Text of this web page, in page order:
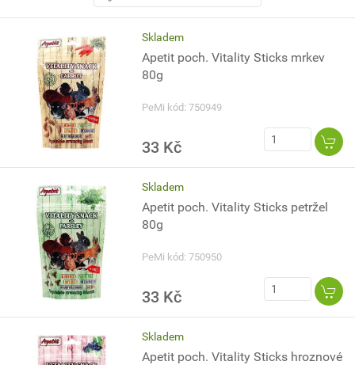
Skladem
Apetit poch. Vitality Sticks mrkev
80g
PeMi kód: 750949
33 Kč
Skladem
Apetit poch. Vitality Sticks petržel
80g
PeMi kód: 750950
33 Kč
Skladem
Apetit poch. Vitality Sticks hroznové